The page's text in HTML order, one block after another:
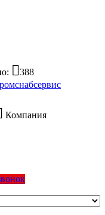
388
Компания